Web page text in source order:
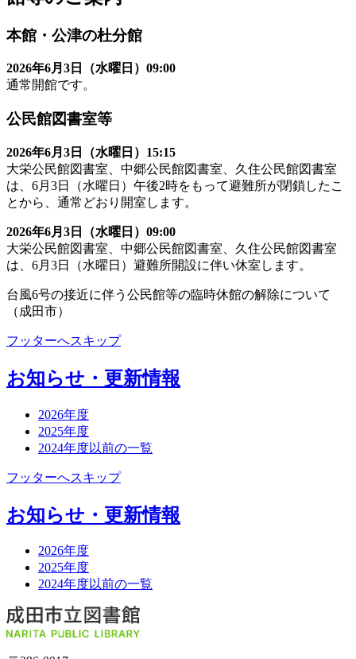
本館・公津の杜分館
2026年6月3日（水曜日）09:00
通常開館です。
公民館図書室等
2026年6月3日（水曜日）15:15
大栄公民館図書室、中郷公民館図書室、久住公民館図書室
は、6月3日（水曜日）午後2時をもって避難所が閉鎖したこ
とから、通常どおり開室します。
2026年6月3日（水曜日）09:00
大栄公民館図書室、中郷公民館図書室、久住公民館図書室
は、6月3日（水曜日）避難所開設に伴い休室します。
台風6号の接近に伴う公民館等の臨時休館の解除について
（成田市）
フッターへスキップ
お知らせ・更新情報
2026年度
2025年度
2024年度以前の一覧
フッターへスキップ
お知らせ・更新情報
2026年度
2025年度
2024年度以前の一覧